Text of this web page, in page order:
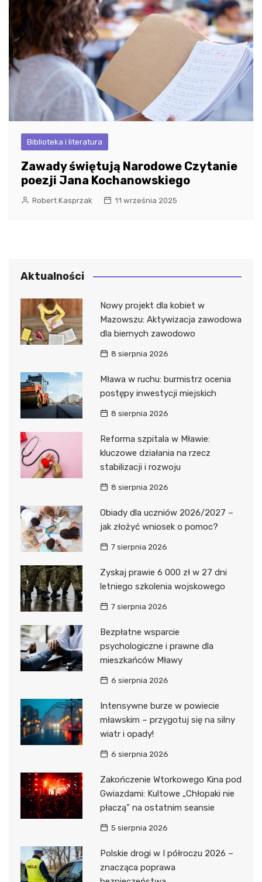
Biblioteka i literatura
Zawady świętują Narodowe Czytanie
poezji Jana Kochanowskiego
Robert Kasprzak 11 września 2025
Aktualności
Nowy projekt dla kobiet w
Mazowszu: Aktywizacja zawodowa
dla biernych zawodowo
8 sierpnia 2026
Mława w ruchu: burmistrz ocenia
postępy inwestycji miejskich
8 sierpnia 2026
Reforma szpitala w Mławie:
kluczowe działania na rzecz
stabilizacji i rozwoju
8 sierpnia 2026
Obiady dla uczniów 2026/2027 –
jak złożyć wniosek o pomoc?
7 sierpnia 2026
Zyskaj prawie 6 000 zł w 27 dni
letniego szkolenia wojskowego
7 sierpnia 2026
Bezpłatne wsparcie
psychologiczne i prawne dla
mieszkańców Mławy
6 sierpnia 2026
Intensywne burze w powiecie
mławskim – przygotuj się na silny
wiatr i opady!
6 sierpnia 2026
Zakończenie Wtorkowego Kina pod
Gwiazdami: Kultowe „Chłopaki nie
płaczą” na ostatnim seansie
5 sierpnia 2026
Polskie drogi w I półroczu 2026 –
znacząca poprawa